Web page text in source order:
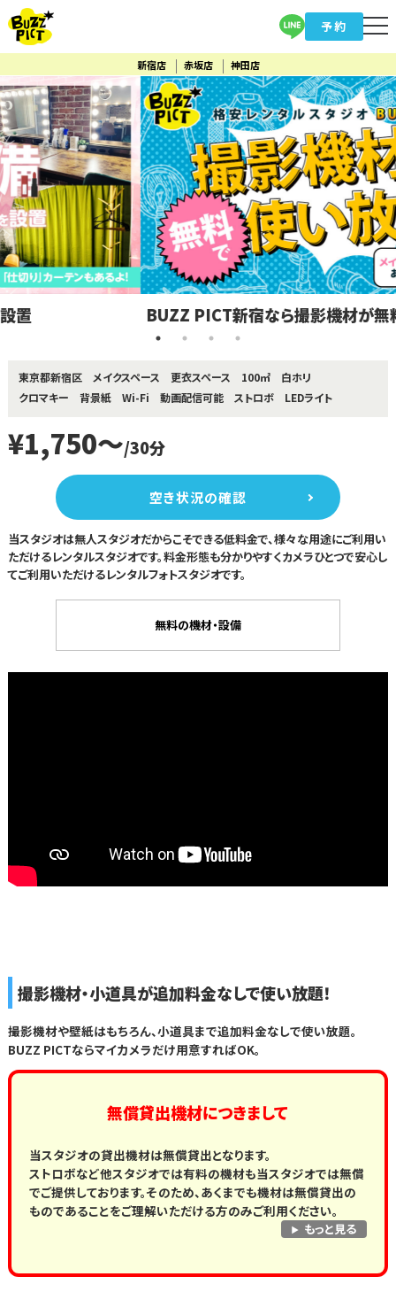
予約
新宿店 赤坂店 神田店
BUZZ PICT新宿なら撮影機材が無料で使い放題！
東京都新宿区 メイクスペース 更衣スペース 100㎡
白ホリ
クロマキー
背景紙 Wi-Fi 動画配信可能 ストロボ LEDライト
¥1,750～/30分
空き状況の確認
当スタジオは無人スタジオだからこそできる低料金で、様々な用途にご利用い
ただけるレンタルスタジオです。料金形態も分かりやすくカメラひとつで安心し
てご利用いただけるレンタルフォトスタジオです。
無料の機材・設備
撮影機材・小道具が追加料金なしで使い放題！
撮影機材や壁紙はもちろん、小道具まで追加料金なしで使い放題。
BUZZ PICTならマイカメラだけ用意すればOK。
無償貸出機材につきまして
当スタジオの貸出機材は無償貸出となります。
ストロボなど他スタジオでは有料の機材も当スタジオでは無償
でご提供しております。そのため、あくまでも機材は無償貸出の
ものであることをご理解いただける方のみご利用ください。
もっと見る